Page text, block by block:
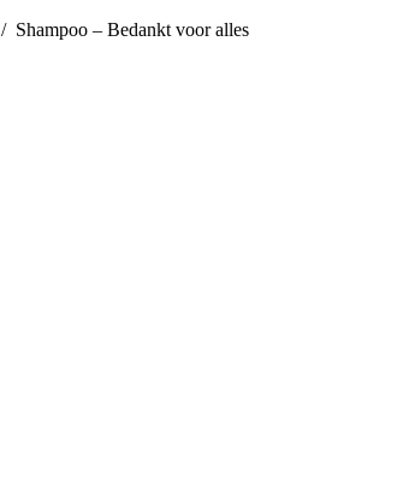
/ Shampoo – Bedankt voor alles